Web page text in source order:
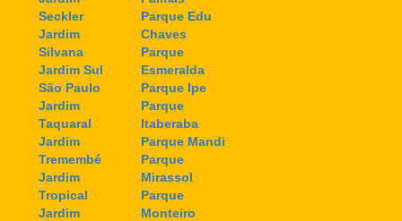
Seckler
Jardim
Silvana
Jardim Sul
São Paulo
Jardim
Taquaral
Jardim
Tremembé
Jardim
Tropical
Jardim
Parque Edu
Chaves
Parque
Esmeralda
Parque Ipe
Parque
Itaberaba
Parque Mandi
Parque
Mirassol
Parque
Monteiro